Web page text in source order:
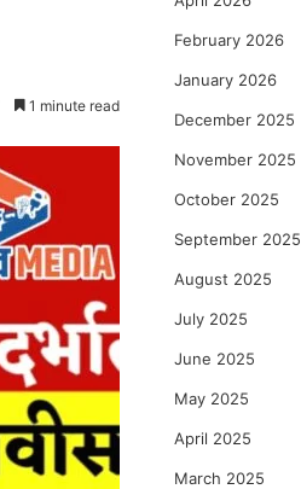
1 minute read
February 2026
January 2026
December 2025
November 2025
October 2025
September 2025
August 2025
July 2025
June 2025
May 2025
April 2025
March 2025